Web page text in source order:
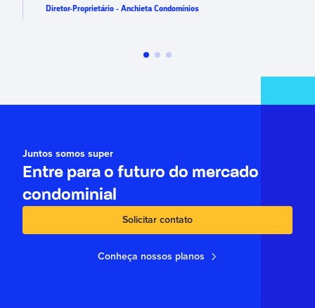
Diretor-Proprietário - Anchieta Condomínios
Juntos somos super
Entre para o futuro do mercado
condominial
Solicitar contato
Conheça nossos planos